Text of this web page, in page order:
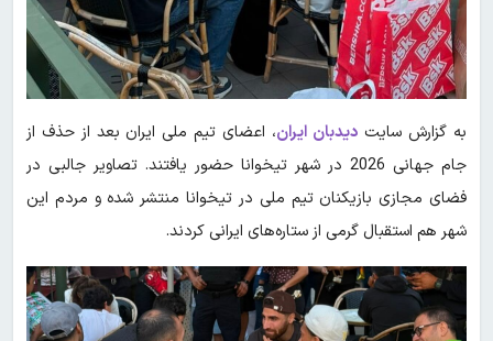
به گزارش سایت دیدبان ایران، اعضای تیم ملی ایران بعد از حذف از
جام جهانی 2026 در شهر تیخوانا حضور یافتند. تصاویر جالبی در
فضای مجازی بازیکنان تیم ملی در تیخوانا منتشر شده و مردم این
شهر هم استقبال گرمی از ستاره‌های ایرانی کردند.